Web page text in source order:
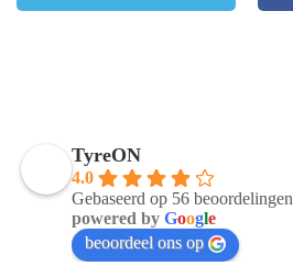
TyreON
4.0
Gebaseerd op 56 beoordelingen
powered by Google
beoordeel ons op